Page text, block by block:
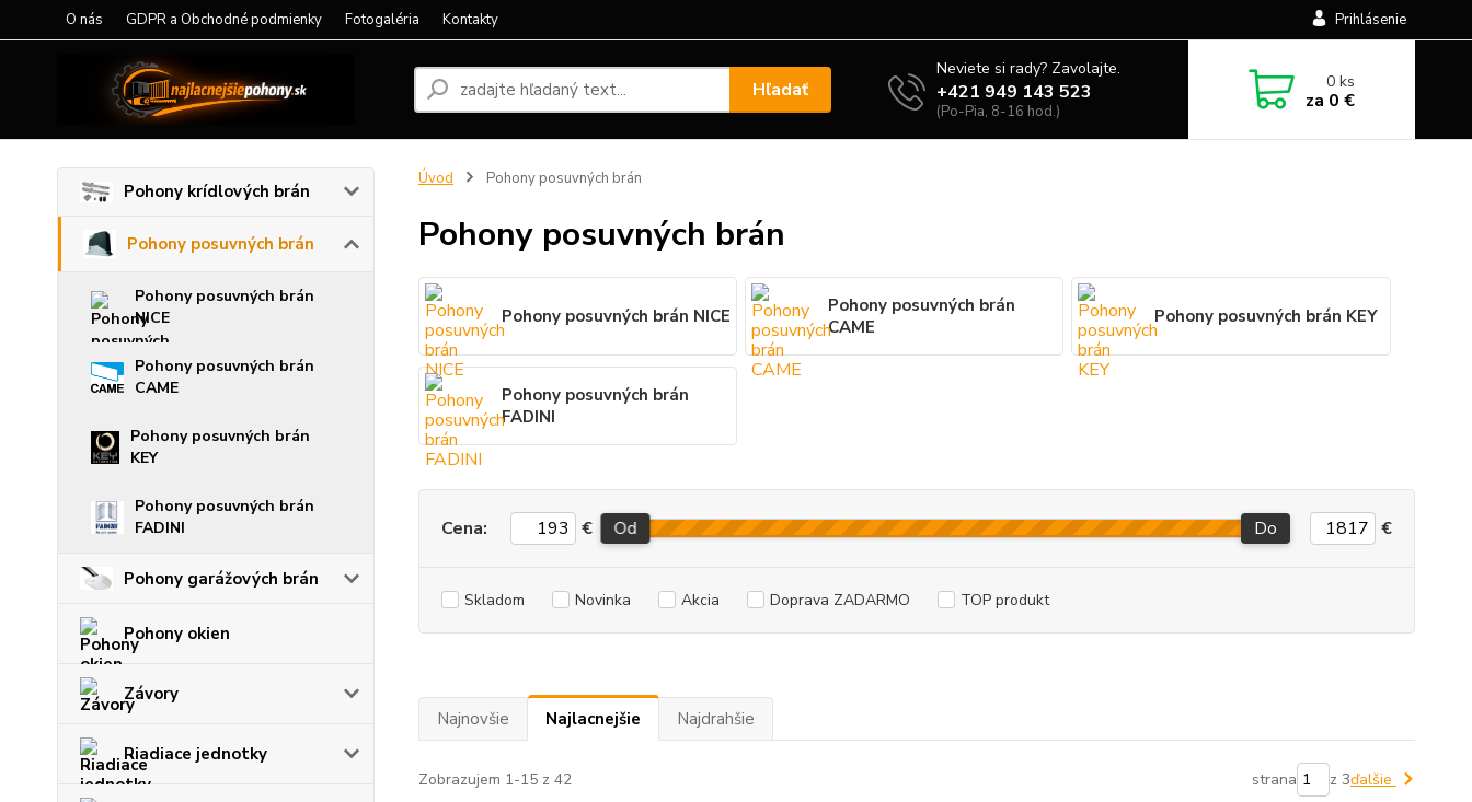
O nás GDPR a Obchodné podmienky Fotogaléria Kontakty Prihlásenie
Hľadať
Neviete si rady? Zavolajte.
+421 949 143 523
(Po-Pia, 8-16 hod.)
0ks
za 0 €
Pohony krídlových brán
Pohony posuvných brán
Pohony posuvných brán
NICE
Pohony posuvných brán
CAME
Pohony posuvných brán
KEY
Pohony posuvných brán
FADINI
Pohony garážových brán
Pohony okien
Závory
Riadiace jednotky
Úvod Pohony posuvných brán
Pohony posuvných brán
Pohony posuvných brán NICE
Pohony posuvných brán
CAME
Pohony posuvných brán KEY
Pohony posuvných brán
FADINI
Cena: € Od Do €
Skladom Novinka Akcia Doprava ZADARMO TOP produkt
Najnovšie Najlacnejšie Najdrahšie
Zobrazujem 1-15 z 42 strana z 3ďalšie